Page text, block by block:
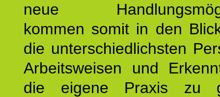
neue
kommen somit in den
die unterschiedlichsten
Arbeitsweisen und
die eigene Praxis zu